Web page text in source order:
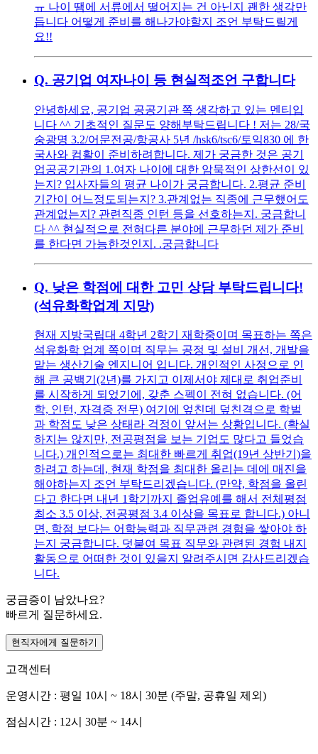
ㅠ 나이 땜에 서류에서 떨어지는 건 아닌지 괜한 생각만
듭니다 어떻게 준비를 해나가야할지 조언 부탁드릴게
요!!
Q. 공기업 여자나이 등 현실적조언 구합니다
안녕하세요, 공기업 공공기관 쪽 생각하고 있는 멘티입
니다 ^^ 기초적인 질문도 양해부탁드립니다 ! 저는 28/국
숭광명 3.2/어문전공/항공사 5년 /hsk6/tsc6/토익830 에 한
국사와 컴활이 준비하려합니다. 제가 궁금한 것은 공기
업공공기관의 1.여자 나이에 대한 암묵적인 상한선이 있
는지? 입사자들의 평균 나이가 궁금합니다. 2.평균 준비
기간이 어느정도되는지? 3.관계없는 직종에 근무했어도
관계없는지? 관련직종 인턴 등을 선호하는지. 궁금합니
다 ^^ 현실적으로 전혀다른 분야에 근무하던 제가 준비
를 한다면 가능한것인지. .궁금합니다
Q. 낮은 학점에 대한 고민 상담 부탁드립니다!
(석유화학업계 지망)
현재 지방국립대 4학년 2학기 재학중이며 목표하는 쪽은
석유화학 업계 쪽이며 직무는 공정 및 설비 개선, 개발을
맡는 생산기술 엔지니어 입니다. 개인적인 사정으로 인
해 큰 공백기(2년)를 가지고 이제서야 제대로 취업준비
를 시작하게 되었기에, 갖춘 스펙이 전혀 없습니다. (어
학, 인턴, 자격증 전무) 여기에 엎친데 덮친격으로 학벌
과 학점도 낮은 상태라 걱정이 앞서는 상황입니다. (확실
하지는 않지만, 전공평점을 보는 기업도 많다고 들었습
니다.) 개인적으로는 최대한 빠르게 취업(19년 상반기)을
하려고 하는데, 현재 학점을 최대한 올리는 데에 매진을
해야하는지 조언 부탁드리겠습니다. (만약, 학점을 올린
다고 한다면 내년 1학기까지 졸업유예를 해서 전체평점
최소 3.5 이상, 전공평점 3.4 이상을 목표로 합니다.) 아니
면, 학점 보다는 어학능력과 직무관련 경험을 쌓아야 하
는지 궁금합니다. 덧붙여 목표 직무와 관련된 경험 내지
활동으로 어떠한 것이 있을지 알려주시면 감사드리겠습
니다.
궁금증이 남았나요?
빠르게 질문하세요.
현직자에게 질문하기
고객센터
운영시간 : 평일 10시 ~ 18시 30분 (주말, 공휴일 제외)
점심시간 : 12시 30분 ~ 14시